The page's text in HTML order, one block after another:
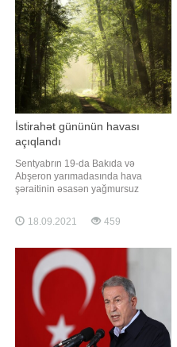
İstirahət gününün havası
açıqlandı
Sentyabrın 19-da Bakıda və
Abşeron yarımadasında hava
şəraitinin əsasən yağmursuz
Milli Hidrometeorologiya
Xidmətindən məlumat verilib.
gündüz cənub-şərq küləyi ilə əvəz
olunacaq. Havanın temperaturu
gecə 18-21 isti, gündüz 25-28 isti
18.09.2021 459